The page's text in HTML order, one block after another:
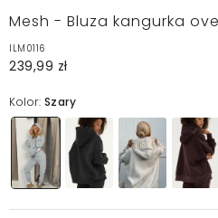
Mesh - Bluza kangurka
ILM0116
239,99 zł
Kolor: Szary